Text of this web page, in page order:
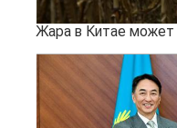
Жара в Китае может